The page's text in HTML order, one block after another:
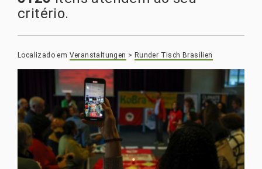
critério.
Localizado em Veranstaltungen > Runder Tisch Brasilien